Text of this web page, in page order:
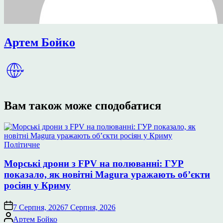
Артем Бойко
Вам також може сподобатися
Опублікувати
Політичне
Морські дрони з FPV на полюванні: ГУР
показало, як новітні Magura уражають об’єкти
росіян у Криму
7 Серпня, 20267 Серпня, 2026
Опубліковано
Артем Бойко